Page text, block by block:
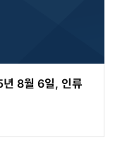
8월 6일, 인류